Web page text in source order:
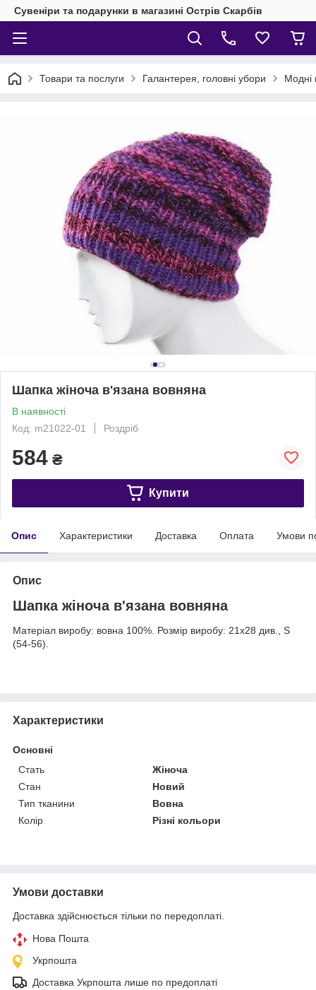
Сувеніри та подарунки в магазині Острів Скарбів
Товари та послуги Галантерея, головні убори Модні
Шапка жіноча в'язана вовняна
В наявності
Код: m21022-01
Роздріб
584 ₴
Купити
Опис Характеристики Доставка Оплата Умови
Опис
Шапка жіноча в'язана вовняна
Матеріал виробу: вовна 100%. Розмір виробу: 21х28 див., S
(54-56).
Характеристики
Основні
Стать
Жіноча
Стан
Новий
Тип тканини
Вовна
Колір
Різні кольори
Умови доставки
Доставка здійснюється тільки по передоплаті.
Нова Пошта
Укрпошта
Доставка Укрпошта лише по предоплаті